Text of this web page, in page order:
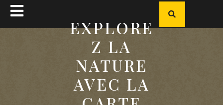
Open
ButtonEXPLORE
Z LA
NATURE
AVEC LA